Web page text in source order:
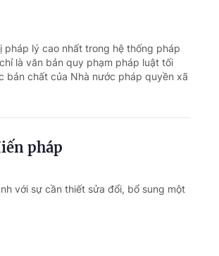
pháp lý cao nhất trong hệ thống pháp
là văn bản quy phạm pháp luật tối
bản chất của Nhà nước pháp quyền xã
pháp
với sự cần thiết sửa đổi, bổ sung một